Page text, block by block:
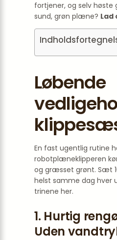
fortjener, og selv høste
sund, grøn plæne? Lad
Løbende
En fast ugentlig rutine
robotplæneklipperen
og græsset grønt. Sæt
helst samme dag hver
trinene her.
1. Hurtig
Uden